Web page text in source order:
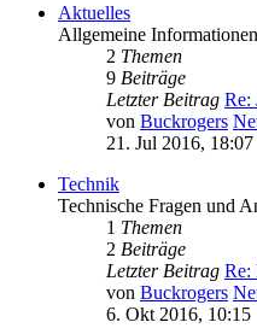
Aktuelles
Allgemeine
2 Themen
9 Beiträge
Letzter Beitrag Re:
von Buckrogers
21. Jul 2016, 18:07
Technik
Technische Fragen und
1 Themen
2 Beiträge
Letzter Beitrag Re:
von Buckrogers
6. Okt 2016, 10:15